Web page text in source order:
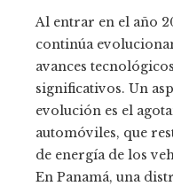
Al entrar en el año
continúa
avances
significativos. Un
evolución es el
automóviles, que
de energía de los
En Panamá, una